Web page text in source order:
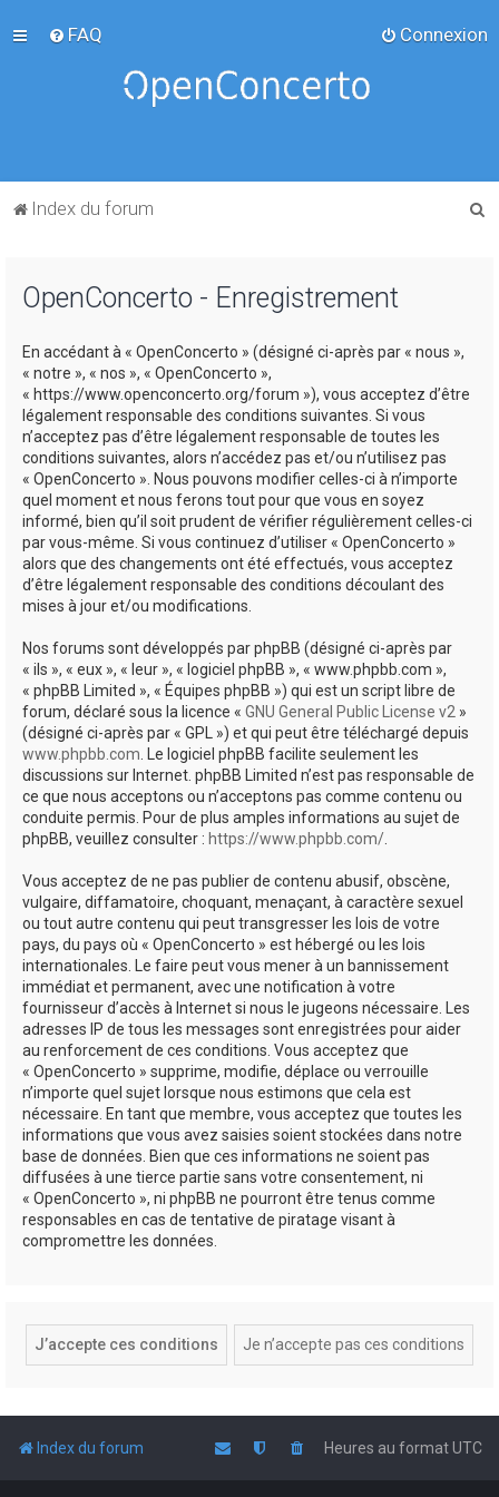
FAQ Connexion
Index du forum
OpenConcerto - Enregistrement
En accédant à « OpenConcerto » (désigné ci-après par « nous »,
« notre », « nos », « OpenConcerto »,
« https://www.openconcerto.org/forum »), vous acceptez d’être
légalement responsable des conditions suivantes. Si vous
n’acceptez pas d’être légalement responsable de toutes les
conditions suivantes, alors n’accédez pas et/ou n’utilisez pas
« OpenConcerto ». Nous pouvons modifier celles-ci à n’importe
quel moment et nous ferons tout pour que vous en soyez
informé, bien qu’il soit prudent de vérifier régulièrement celles-ci
par vous-même. Si vous continuez d’utiliser « OpenConcerto »
alors que des changements ont été effectués, vous acceptez
d’être légalement responsable des conditions découlant des
mises à jour et/ou modifications.
Nos forums sont développés par phpBB (désigné ci-après par
« ils », « eux », « leur », « logiciel phpBB », « www.phpbb.com »,
« phpBB Limited », « Équipes phpBB ») qui est un script libre de
forum, déclaré sous la licence « GNU General Public License v2 »
(désigné ci-après par « GPL ») et qui peut être téléchargé depuis
www.phpbb.com. Le logiciel phpBB facilite seulement les
discussions sur Internet. phpBB Limited n’est pas responsable de
ce que nous acceptons ou n’acceptons pas comme contenu ou
conduite permis. Pour de plus amples informations au sujet de
phpBB, veuillez consulter : https://www.phpbb.com/.
Vous acceptez de ne pas publier de contenu abusif, obscène,
vulgaire, diffamatoire, choquant, menaçant, à caractère sexuel
ou tout autre contenu qui peut transgresser les lois de votre
pays, du pays où « OpenConcerto » est hébergé ou les lois
internationales. Le faire peut vous mener à un bannissement
immédiat et permanent, avec une notification à votre
fournisseur d’accès à Internet si nous le jugeons nécessaire. Les
adresses IP de tous les messages sont enregistrées pour aider
au renforcement de ces conditions. Vous acceptez que
« OpenConcerto » supprime, modifie, déplace ou verrouille
n’importe quel sujet lorsque nous estimons que cela est
nécessaire. En tant que membre, vous acceptez que toutes les
informations que vous avez saisies soient stockées dans notre
base de données. Bien que ces informations ne soient pas
diffusées à une tierce partie sans votre consentement, ni
« OpenConcerto », ni phpBB ne pourront être tenus comme
responsables en cas de tentative de piratage visant à
compromettre les données.
Index du forum Heures au formatUTC